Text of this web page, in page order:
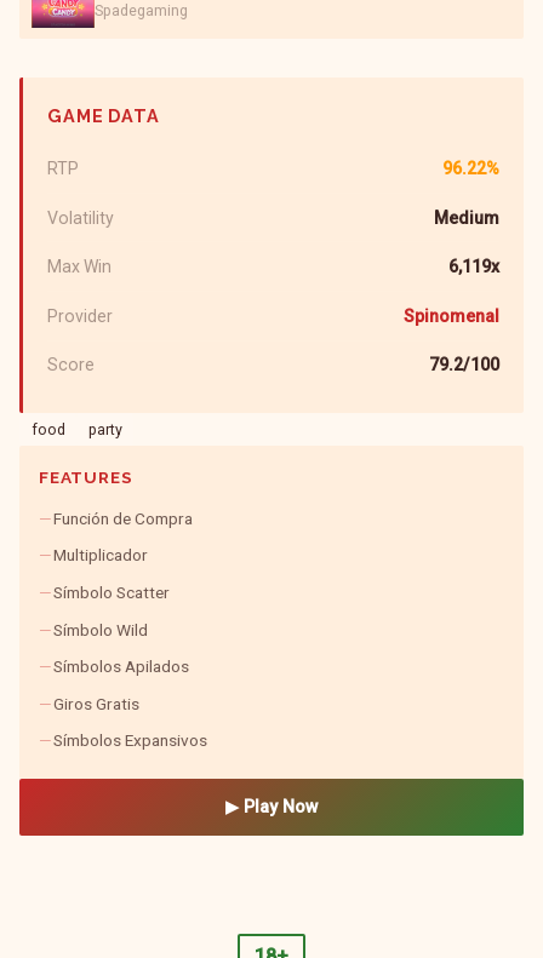
Spadegaming
GAME DATA
RTP 96.22%
Volatility Medium
Max Win 6,119x
Provider Spinomenal
Score 79.2/100
food party
FEATURES
Función de Compra
Multiplicador
Símbolo Scatter
Símbolo Wild
Símbolos Apilados
Giros Gratis
Símbolos Expansivos
▶ Play Now